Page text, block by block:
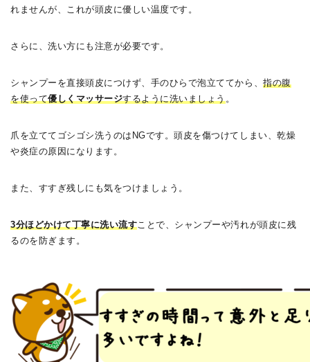
れませんが、これが頭皮に優しい温度です。
さらに、洗い方にも注意が必要です。
シャンプーを直接頭皮につけず、手のひらで泡立ててから、指の腹
を使って優しくマッサージするように洗いましょう。
爪を立ててゴシゴシ洗うのはNGです。頭皮を傷つけてしまい、乾燥
や炎症の原因になります。
また、すすぎ残しにも気をつけましょう。
3分ほどかけて丁寧に洗い流すことで、シャンプーや汚れが頭皮に残
るのを防ぎます。